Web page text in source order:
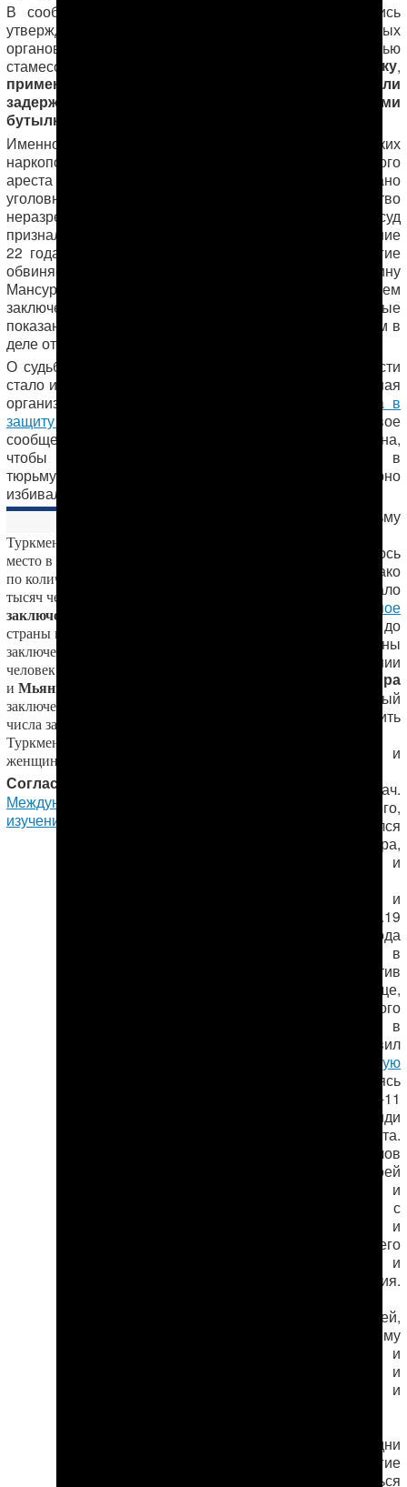
В сообщениях разных людей о пытках содержались
утверждения о том, что сотрудники правоохранительных
органов
с помощью
стамесок,
оттягивали плоскогубцами мошонку,
применяли электрошок, а также избивали
задержанных ножками от стульев и пластиковыми
бутылками.
Именно разоблачение преступлений туркменских
наркополицейских и послужило причиной повторного
ареста М. Мингелова. За пять дней было сфабриковано
уголовное дело, в котором имелось множество
неразрешенных противоречий и нестыковок, однако суд
признал Мингелова виновным и назначил ему наказание
22 года лишения свободы. Несмотря на то, что другие
обвиняемые по этому делу и свидетели отрицали вину
Мансура по всем пунктам обвинения, в своем
заключении суд сослался на некие предварительные
показания тех же самых свидетелей, которые при этом в
деле отсутствуют!
О судьбе Мансура Мингелова широкой общественности
стало известно в апреле 2014 года, когда правозащитная
организация «Международная Амнистия»
выступила в
защиту туркменского заключенного
, призвав мировое
сообщество оказать давление на власти Туркменистана,
чтобы предотвратить его незаконное возвращение в
тюрьму
, где ранее его регулярно
избивали.
Туркменистан занимает шестое
место в мире и первое место в Азии
по количеству заключенных на 100
тысяч человек —
заключенных
страны как
заключенных на 100 тысяч
человек),
и Мьянма
заключенных). 12.3% от общего
числа заключенных в
Туркменистане составляют
женщины (9 место в мире).
Согласно данным
Международного центра
изучения тюрем (ICPS)
Перевод в тюрьму
тогда удалось
остановить, однако
на Мингелова стало
сильное
, вплоть до
угроз со стороны
начальника колонии
Батыра
который
обещал лишить
свиданий и
количество передач.
Помимо этого,
прессинг оказывался
на семью Мансура,
его близких и
родственников и
даже на соседей.19
мая 2014 года
Мансур Мингелов в
знак протеста против
приговора, вообще,
и психологического
давления, в
частности, объявил
бессрочную сухую
, находясь
в колонии LB/K-11
города Сейди
Лебапского велаята.
М. Мингелов
настаивал на своей
невиновности и
требовал встречи с
прокурором и
пересмотра своего
уголовного дела и
судебного решения.
продлилась 19 дней,
за это время к нему
наведывались и
прокуроры, и
психологи, и
безопасности. Одни
угрожали, другие
убеждали отказаться